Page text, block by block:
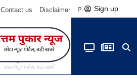
Contact us Disclaimer Privacy Policy
Sign up